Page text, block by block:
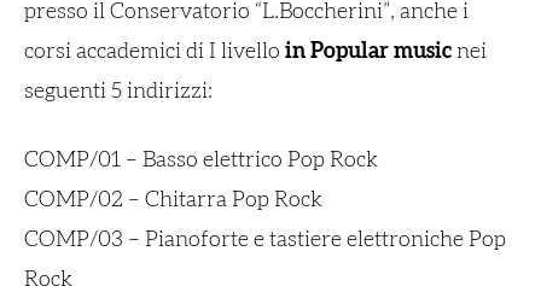
presso il Conservatorio “L.Boccherini”, anche i
corsi accademici di I livello in Popular music nei
seguenti 5 indirizzi:
COMP/01 – Basso elettrico Pop Rock
COMP/02 – Chitarra Pop Rock
COMP/03 – Pianoforte e tastiere elettroniche Pop
Rock